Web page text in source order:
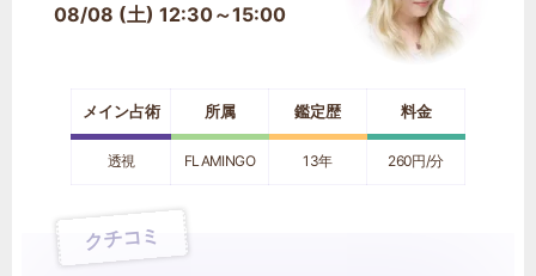
08/08 (土) 12:30～15:00
メイン占術 所属 鑑定歴 料金
透視 FLAMINGO 13年 260円/分
クチコミ